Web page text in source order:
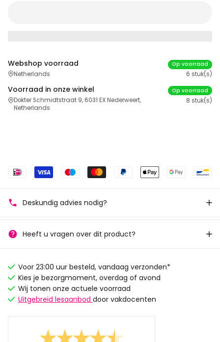
Webshop voorraad
Netherlands
Op voorraad
6 stuk(s)
Voorraad in onze winkel
Dokter Schmidtstraat 9, 6031 EX Nederweert,
Netherlands
Op voorraad
8 stuk(s)
Deskundig advies nodig?
Heeft u vragen over dit product?
Voor 23:00 uur besteld, vandaag verzonden*
Kies je bezorgmoment, overdag of avond
Wij tonen onze actuele voorraad
Uitgebreid lesaanbod door vakdocenten